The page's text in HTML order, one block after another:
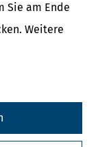
Sie am Ende
Weitere
Arbeit und hat
im Gegensatz